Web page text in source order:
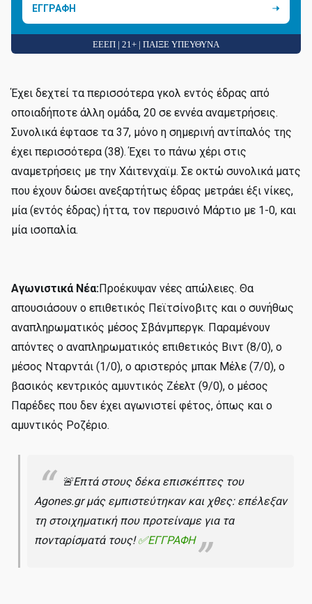
ΕΓΓΡΑΦΗ
ΕΕΕΠ | 21+ | ΠΑΙΞΕ ΥΠΕΥΘΥΝΑ
Έχει δεχτεί τα περισσότερα γκολ εντός έδρας από
οποιαδήποτε άλλη ομάδα, 20 σε εννέα αναμετρήσεις.
Συνολικά έφτασε τα 37, μόνο η σημερινή αντίπαλός της
έχει περισσότερα (38). Έχει το πάνω χέρι στις
αναμετρήσεις με την Χάιτενχαϊμ. Σε οκτώ συνολικά ματς
που έχουν δώσει ανεξαρτήτως έδρας μετράει έξι νίκες,
μία (εντός έδρας) ήττα, τον περυσινό Μάρτιο με 1-0, και
μία ισοπαλία.
Αγωνιστικά Νέα:Προέκυψαν νέες απώλειες. Θα
απουσιάσουν ο επιθετικός Πεϊτσίνοβιτς και ο συνήθως
αναπληρωματικός μέσος Σβάνμπεργκ. Παραμένουν
απόντες ο αναπληρωματικός επιθετικός Βιντ (8/0), ο
μέσος Νταρντάι (1/0), ο αριστερός μπακ Μέλε (7/0), ο
βασικός κεντρικός αμυντικός Ζέελτ (9/0), ο μέσος
Παρέδες που δεν έχει αγωνιστεί φέτος, όπως και ο
αμυντικός Ροζέριο.
🚨Επτά στους δέκα επισκέπτες του
Agones.gr μάς εμπιστεύτηκαν και χθες: επέλεξαν
τη στοιχηματική που προτείναμε για τα
πονταρίσματά τους!✅ΕΓΓΡΑΦΗ